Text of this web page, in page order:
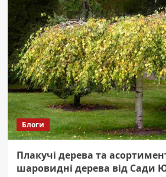
Блоги
Плакучі дерева та
шаровидні дерева від Сади